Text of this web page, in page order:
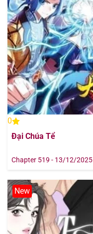
Chapter 56
Chapter 55
Chapter 54
Chapter 53
Chapter 52
Chapter 51
Chapter 50
Chapter 49
Chapter 48
0
Đại Chúa Tể
Chapter 519 - 13/12/2025
New